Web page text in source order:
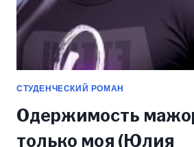
СТУДЕНЧЕСКИЙ РОМАН
Одержимость
только моя (Юлия